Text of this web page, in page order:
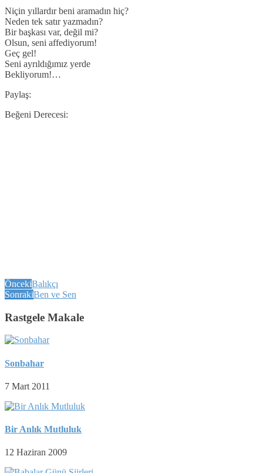
Niçin yıllardır beni aramadın hiç?
Neden tek satır yazmadın?
Bir başkası var, değil mi?
Olsun, seni affediyorum!
Geç gel!
Seni ayrıldığımız yerde
Bekliyorum!…
Paylaş:
Beğeni Derecesi:
ÖncekiBalıkçı
SonrakiBen ve Sen
Rastgele Makale
Sonbahar
7 Mart 2011
Bir Anlık Mutluluk
12 Haziran 2009